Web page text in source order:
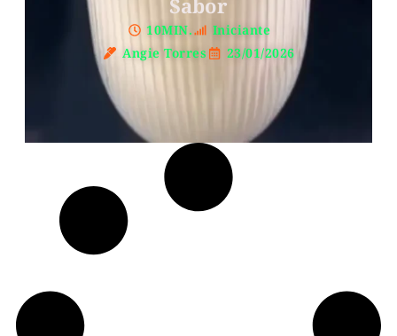
Sabor
10MIN.
Iniciante
Angie Torres
23/01/2026